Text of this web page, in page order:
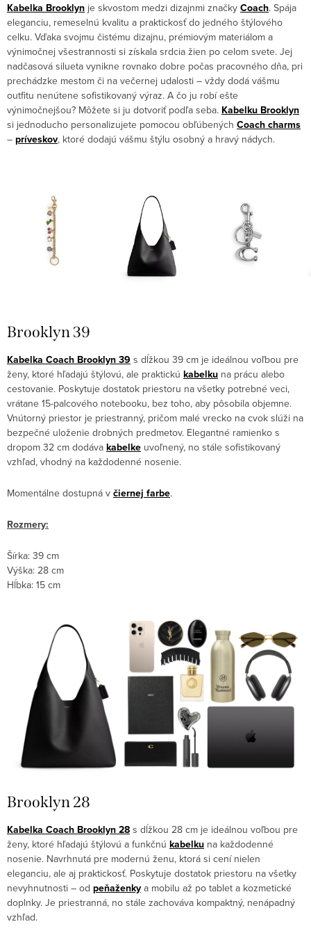
Kabelka Brooklyn je skvostom medzi dizajnmi značky Coach. Spája
eleganciu, remeselnú kvalitu a praktickosť do jedného štýlového
celku. Vďaka svojmu čistému dizajnu, prémiovým materiálom a
výnimočnej všestrannosti si získala srdcia žien po celom svete. Jej
nadčasová silueta vynikne rovnako dobre počas pracovného dňa, pri
prechádzke mestom či na večernej udalosti – vždy dodá vášmu
outfitu nenútene sofistikovaný výraz. A čo ju robí ešte
výnimočnejšou? Môžete si ju dotvoriť podľa seba. Kabelku Brooklyn
si jednoducho personalizujete pomocou obľúbených Coachcharms
– príveskov, ktoré dodajú vášmu štýlu osobný a hravý nádych.
Brooklyn 39
Kabelka Coach Brooklyn 39 s dĺžkou 39 cm je ideálnou voľbou pre
ženy, ktoré hľadajú štýlovú, ale praktickú kabelku na prácu alebo
cestovanie. Poskytuje dostatok priestoru na všetky potrebné veci,
vrátane 15-palcového notebooku, bez toho, aby pôsobila objemne.
Vnútorný priestor je priestranný, pričom malé vrecko na cvok slúži na
bezpečné uloženie drobných predmetov. Elegantné ramienko s
dropom 32 cm dodáva kabelke uvoľnený, no stále sofistikovaný
vzhľad, vhodný na každodenné nosenie.
Momentálne dostupná v čiernej farbe.
Rozmery:
Šírka: 39 cm
Výška: 28 cm
Hĺbka: 15 cm
Brooklyn 28
Kabelka Coach Brooklyn 28 s dĺžkou 28 cm je ideálnou voľbou pre
ženy, ktoré hľadajú štýlovú a funkčnú kabelku na každodenné
nosenie. Navrhnutá pre modernú ženu, ktorá si cení nielen
eleganciu, ale aj praktickosť. Poskytuje dostatok priestoru na všetky
nevyhnutnosti – od peňaženky a mobilu až po tablet a kozmetické
doplnky. Je priestranná, no stále zachováva kompaktný, nenápadný
vzhľad.